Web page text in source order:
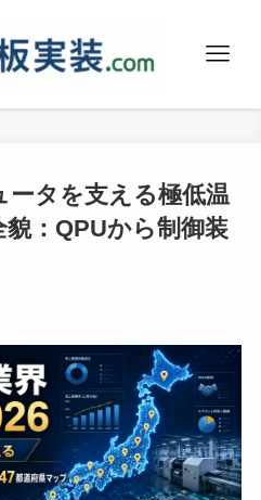
ータを支える極低温
貌：QPUから制御装